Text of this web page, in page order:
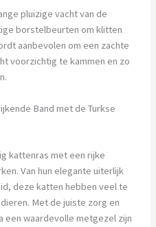
pluizige vacht van de
borstelbeurten om klitten
aanbevolen om een zachte
voorzichtig te kammen en zo
Band met de Turkse
kattenras met een rijke
Van hun elegante uiterlijk
deze katten hebben veel te
Met de juiste zorg en
een waardevolle metgezel zijn